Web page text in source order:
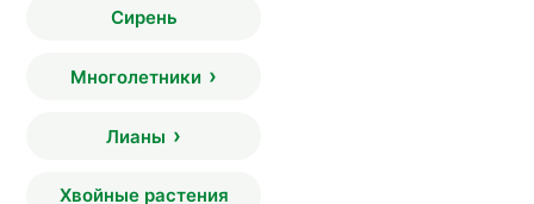
Сирень
Многолетники
Лианы
Хвойные растения